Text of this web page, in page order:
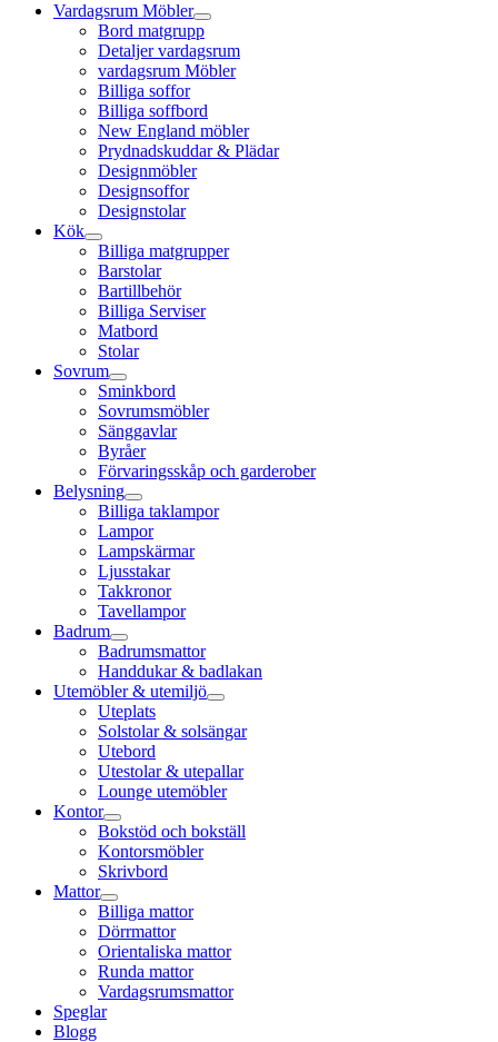
Vardagsrum Möbler
Bord matgrupp
Detaljer vardagsrum
vardagsrum Möbler
Billiga soffor
Billiga soffbord
New England möbler
Prydnadskuddar & Plädar
Designmöbler
Designsoffor
Designstolar
Kök
Billiga matgrupper
Barstolar
Bartillbehör
Billiga Serviser
Matbord
Stolar
Sovrum
Sminkbord
Sovrumsmöbler
Sänggavlar
Byråer
Förvaringsskåp och garderober
Belysning
Billiga taklampor
Lampor
Lampskärmar
Ljusstakar
Takkronor
Tavellampor
Badrum
Badrumsmattor
Handdukar & badlakan
Utemöbler & utemiljö
Uteplats
Solstolar & solsängar
Utebord
Utestolar & utepallar
Lounge utemöbler
Kontor
Bokstöd och bokställ
Kontorsmöbler
Skrivbord
Mattor
Billiga mattor
Dörrmattor
Orientaliska mattor
Runda mattor
Vardagsrumsmattor
Speglar
Blogg